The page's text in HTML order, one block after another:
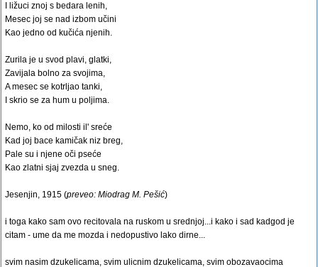
I ližuci znoj s bedara lenih,
Mesec joj se nad izbom učini
Kao jedno od kučića njenih.
Zurila je u svod plavi, glatki,
Zavijala bolno za svojima,
A mesec se kotrljao tanki,
I skrio se za hum u poljima.
Nemo, ko od milosti il' sreće
Kad joj bace kamičak niz breg,
Pale su i njene oči pseće
Kao zlatni sjaj zvezda u sneg.
Jesenjin, 1915 (preveo: Miodrag M. Pešić)
i toga kako sam ovo recitovala na ruskom u srednjoj...i kako i sad kadgod je
citam - ume da me mozda i nedopustivo lako dirne...
svim nasim dzukelicama, svim ulicnim dzukelicama, svim obozavaocima